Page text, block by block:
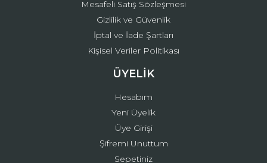
Mesafeli Satış Sözleşmesi
Gizlilik ve Güvenlik
İptal ve İade Şartları
Kişisel Veriler Politikası
ÜYELİK
Hesabım
Yeni Üyelik
Üye Girişi
Şifremi Unuttum
Sepetiniz